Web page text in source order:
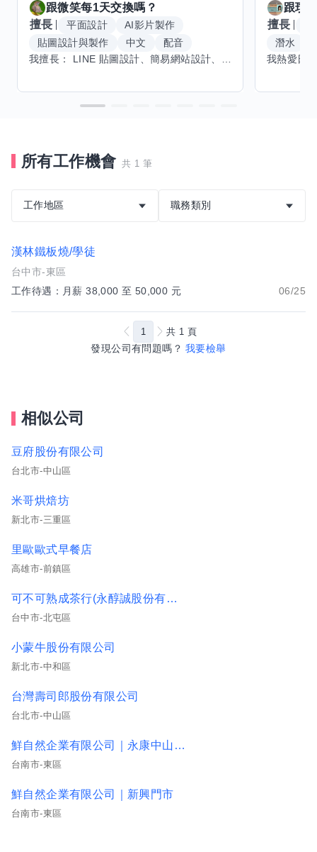
跟微笑每1天交換嗎？
擅長
平面設計
AI影片製作
貼圖設計與製作
中文
配音
跟玟
擅長
潛水
所有工作機會 共 1 筆
工作地區 職務類別
漢林鐵板燒/學徒
台中市-東區
工作待遇：月薪 38,000 至 50,000 元
06/25
發現公司有問題嗎？ 我要檢舉
1 共 1 頁
相似公司
豆府股份有限公司
台北市-中山區
米哥烘焙坊
新北市-三重區
里歐歐式早餐店
高雄市-前鎮區
可不可熟成茶行(永醇誠股份有限公司)
台中市-北屯區
小蒙牛股份有限公司
新北市-中和區
台灣壽司郎股份有限公司
台北市-中山區
鮮自然企業有限公司｜永康中山/安順
台南市-東區
鮮自然企業有限公司｜新興門市
台南市-東區